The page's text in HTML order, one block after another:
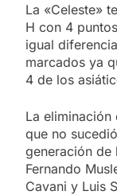
La «Celeste»
H con 4
igual
marcados ya
4 de los
La
que no
generación de
Fernando
Cavani y Luis